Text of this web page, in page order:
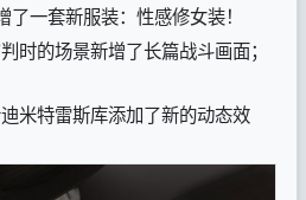
一套新服装：性感修女装！
时的场景新增了长篇战斗画面；
米特雷斯库添加了新的动态效